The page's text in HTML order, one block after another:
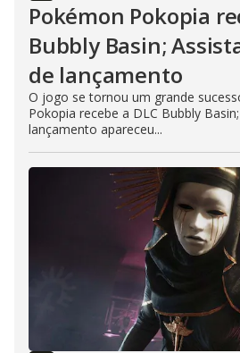
Pokémon Pokopia
Bubbly Basin;
de lançamento
O jogo se tornou um grande
Pokopia recebe a DLC Bubbly
lançamento apareceu...